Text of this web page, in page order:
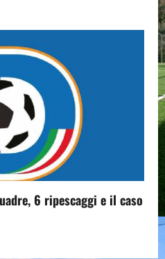
6 ripescaggi e il caso